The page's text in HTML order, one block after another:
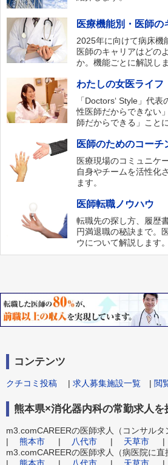
医療機能別・医師の
2025年に向けて病床機
医師のキャリアはどの
か。機能ごとに解説しま
わたしの女医ライフ
「Doctors‘ Style」代
性医師だからできない
師だからできる」こと
医師のためのコーチ
医療現場のコミュニケ
自身やチームを活性化
ます。
医師転職ノウハウ
転職先の探し方、履歴
円満退職の秘訣まで。
ウについて解説します。
コンテンツ
クチコミ投稿 | 求人募集施設一覧 | 閲
熊本県×消化器内科の常勤求人を
m3.comCAREERの医師求人（コンサルタ
| 熊本市 | 八代市 | 天草市
m3.comCAREERの医師求人（病医院に直
| 熊本市 | 八代市 | 天草市